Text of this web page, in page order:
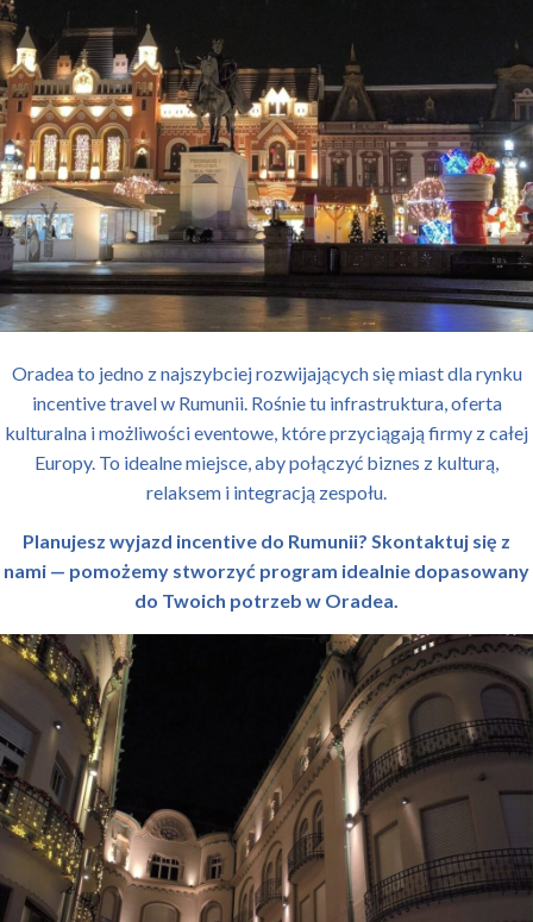
Oradea to jedno z najszybciej rozwijających się miast dla rynku
incentive travel w Rumunii. Rośnie tu infrastruktura, oferta
kulturalna i możliwości eventowe, które przyciągają firmy z całej
Europy. To idealne miejsce, aby połączyć biznes z kulturą,
relaksem i integracją zespołu.
Planujesz wyjazd incentive do Rumunii? Skontaktuj się z
nami — pomożemy stworzyć program idealnie dopasowany
do Twoich potrzeb w Oradea.